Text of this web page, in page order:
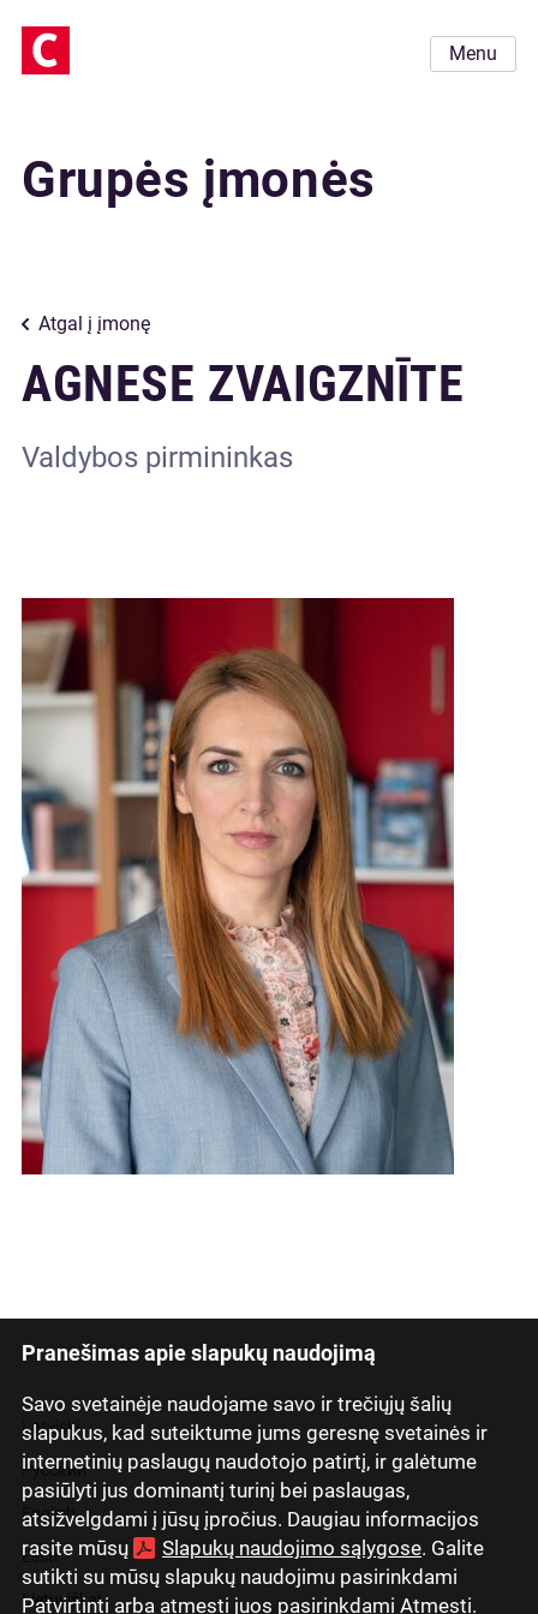
Pranešimas apie slapukų naudojimą
Savo svetainėje naudojame savo ir trečiųjų šalių
slapukus, kad suteiktume jums geresnę svetainės ir
internetinių paslaugų naudotojo patirtį, ir galėtume
pasiūlyti jus dominantį turinį bei paslaugas,
atsižvelgdami į jūsų įpročius. Daugiau informacijos
rasite mūsų
Slapukų naudojimo sąlygose. Galite
sutikti su mūsų slapukų naudojimu pasirinkdami
Patvirtinti arba atmesti juos pasirinkdami Atmesti.
Menu
Grupės įmonės
Atgal į įmonę
AGNESE ZVAIGZNĪTE
Valdybos pirmininkas
Latviski
Русский
English
Eesti
Lietuviškai